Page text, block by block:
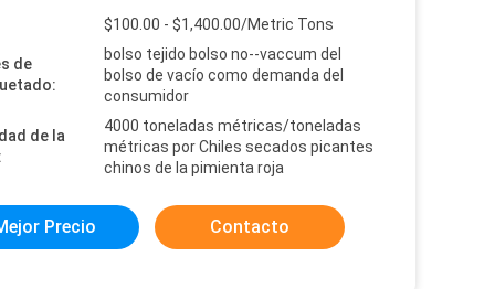
$100.00 - $1,400.00/Metric Tons
de
bolso tejido bolso no--vaccum del
bolso de vacío como demanda del
consumidor
de la
4000 toneladas métricas/toneladas
métricas por Chiles secados picantes
chinos de la pimienta roja
Precio Contacto